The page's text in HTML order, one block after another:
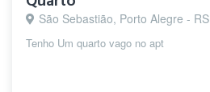
São Sebastião, Porto Alegre - RS
Tenho Um quarto vago no apt